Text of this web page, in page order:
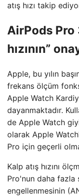
atış hızı takip
AirPods Pro
hızının”
Apple, bu yılın
frekans ölçüm
Apple Watch
dayanmaktadır.
de Apple Watch
olarak Apple
Pro için geçerli
Kalp atış hızını
Pro'nun daha
engellenmesinin